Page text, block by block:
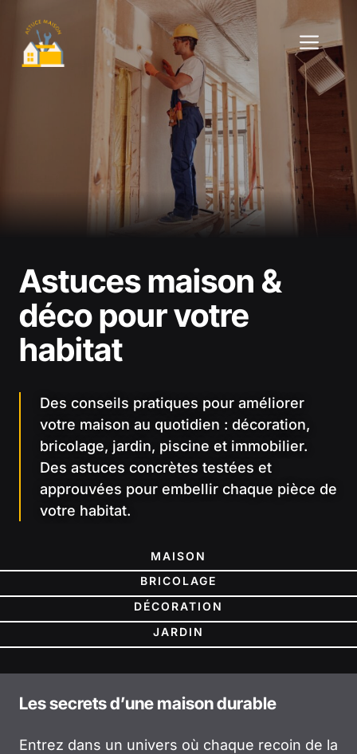
contenu
Astuces maison &
déco pour votre
habitat
Des conseils pratiques pour améliorer
votre maison au quotidien : décoration,
bricolage, jardin, piscine et immobilier.
Des astuces concrètes testées et
approuvées pour embellir chaque pièce de
votre habitat.
MAISON
BRICOLAGE
DÉCORATION
JARDIN
Les secrets d’une maison durable
Entrez dans un univers où chaque recoin de la